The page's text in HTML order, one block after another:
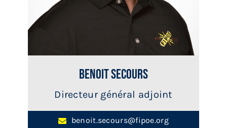
Benoit Secours
Directeur général adjoint
benoit.secours@fipoe.org